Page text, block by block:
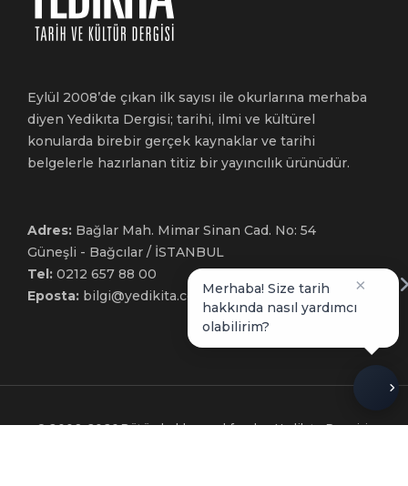
Eylül 2008’de çıkan ilk sayısı ile okurlarına merhaba
diyen Yedikıta Dergisi; tarihi, ilmi ve kültürel
konularda birebir gerçek kaynaklar ve tarihi
belgelerle hazırlanan titiz bir yayıncılık ürünüdür.
Adres: Bağlar Mah. Mimar Sinan Cad. No: 54
Güneşli - Bağcılar / İSTANBUL
Tel: 0212 657 88 00
Eposta: bilgi@yedikita.com.tr
© 2008-2026 Bütün hakları mahfuzdur. Yedikıta Dergisi,
×
Merhaba! Size tarih
hakkında nasıl yardımcı
olabilirim?